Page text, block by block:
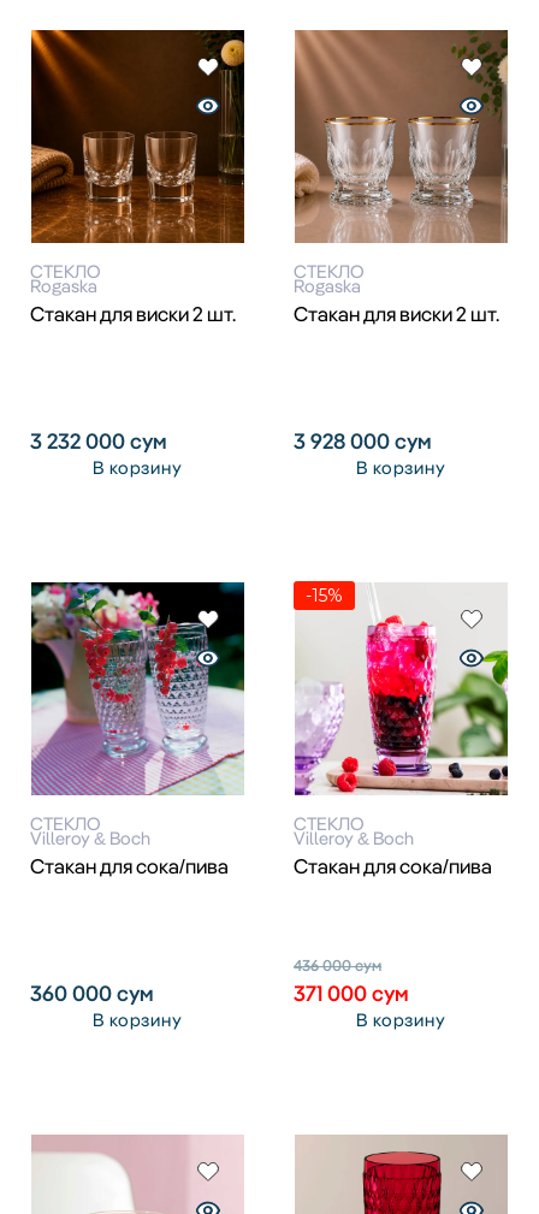
СТЕКЛО
Rogaska
Стакан для виски 2 шт.
3 232 000сум
В корзину
СТЕКЛО
Rogaska
Стакан для виски 2 шт.
3 928 000сум
В корзину
СТЕКЛО
Villeroy & Boch
Стакан для сока/пива
360 000сум
В корзину
-15%
СТЕКЛО
Villeroy & Boch
Стакан для сока/пива
436 000сум
371 000сум
В корзину